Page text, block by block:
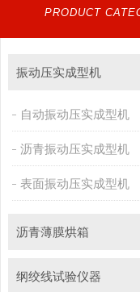
PRODUCT
振动压实成型机
自动振动压实成型机
沥青振动压实成型机
表面振动压实成型机
沥青薄膜烘箱
纲绞线试验仪器